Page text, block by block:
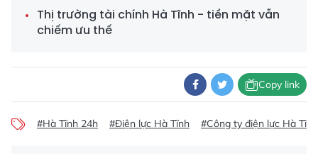
Thị trường tài chính Hà Tĩnh - tiền mặt vẫn
chiếm ưu thế
Copy link
#Hà Tĩnh 24h #Điện lực Hà Tĩnh #Công ty điện lực Hà Tĩnh